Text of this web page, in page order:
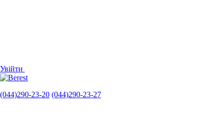
Увійти
(044)290-23-20 (044)290-23-27